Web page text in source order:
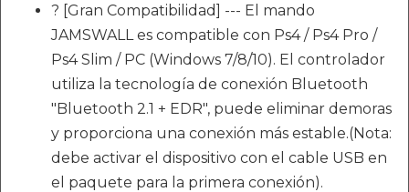
? [Gran Compatibilidad] --- El mando
JAMSWALL es compatible con Ps4 / Ps4 Pro /
Ps4 Slim / PC (Windows 7/8/10). El controlador
utiliza la tecnología de conexión Bluetooth
"Bluetooth 2.1 + EDR", puede eliminar demoras
y proporciona una conexión más estable.(Nota:
debe activar el dispositivo con el cable USB en
el paquete para la primera conexión).